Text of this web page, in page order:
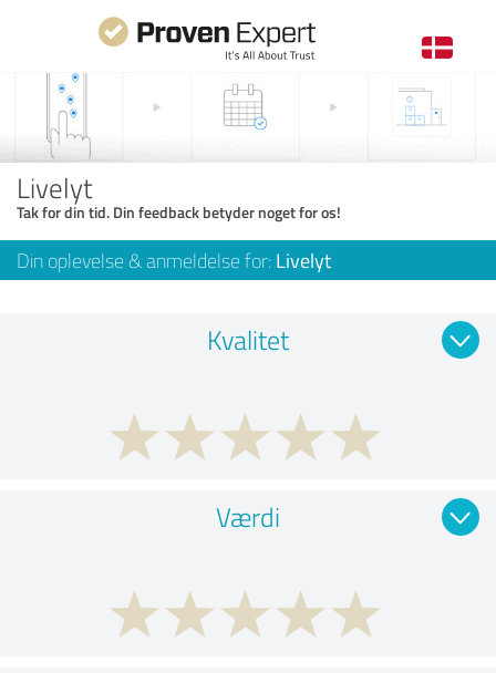
Livelyt
Tak for din tid. Din feedback betyder noget for os!
Din oplevelse & anmeldelse for: Livelyt
Kvalitet
Værdi